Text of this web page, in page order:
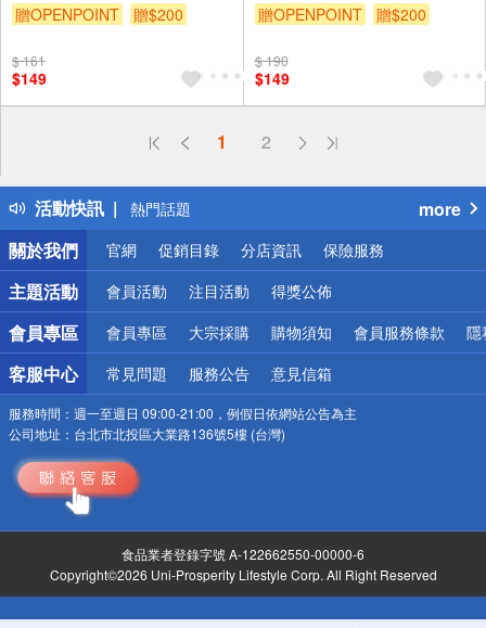
贈OPENPOINT
贈$200
$ 161
$149
贈OPENPOINT
贈$200
$ 190
$149
1 2
活動快訊
偏遠地區配送
得獎公告
熱門話題
銀行優惠
偏遠地區配送
詐騙網頁！請小心！
more
關於我們
官網 促銷目錄 分店資訊 保險服務
主題活動 會員活動 注目活動 得獎公佈
會員專區 會員專區 大宗採購 購物須知 會員服務條款 隱
客服中心 常見問題 服務公告 意見信箱
服務時間： 週一至週日 09:00-21:00，例假日依網站公告為主
公司地址： 台北市北投區大業路136號5樓 (台灣)
食品業者登錄字號 A-122662550-00000-6
Copyright©2026 Uni-Prosperity Lifestyle Corp. All Right Reserved